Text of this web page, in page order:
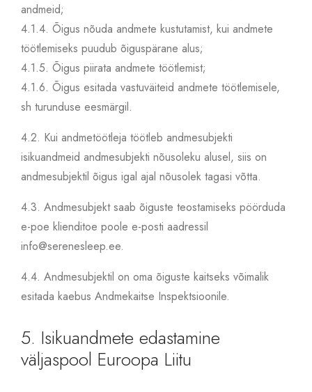
andmeid;
4.1.4. Õigus nõuda andmete kustutamist, kui andmete
töötlemiseks puudub õiguspärane alus;
4.1.5. Õigus piirata andmete töötlemist;
4.1.6. Õigus esitada vastuväiteid andmete töötlemisele,
sh turunduse eesmärgil.
4.2. Kui andmetöötleja töötleb andmesubjekti
isikuandmeid andmesubjekti nõusoleku alusel, siis on
andmesubjektil õigus igal ajal nõusolek tagasi võtta.
4.3. Andmesubjekt saab õiguste teostamiseks pöörduda
e-poe klienditoe poole e-posti aadressil
info@serenesleep.ee.
4.4. Andmesubjektil on oma õiguste kaitseks võimalik
esitada kaebus Andmekaitse Inspektsioonile.
5. Isikuandmete edastamine
väljaspool Euroopa Liitu